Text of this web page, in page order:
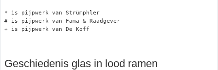
* is pijpwerk van Strümphler
# is pijpwerk van Fama & Raadgever
+ is pijpwerk van De Koff
Geschiedenis glas in lood ramen